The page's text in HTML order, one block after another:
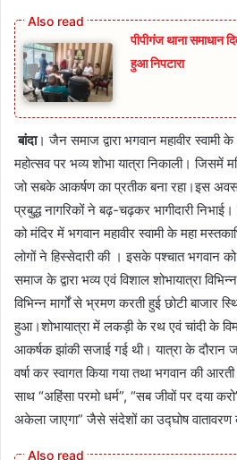
पीपीगंज थाना समाधान
हुआ निपटारा
बांदा। जैन समाज द्वारा भगवान महावीर
महोत्सव पर भव्य शोभा यात्रा निकाली। जिसमें
जो सबके आकर्षण का प्रतीक बना रहा।इस
प्रबुद्ध नागरिकों ने बढ़-चढ़कर भागीदारी
को मंदिर में भगवान महावीर स्वामी के महा
लोगों ने हिस्सेदारी की । इसके पश्चात भगवान
समाज के द्वारा भव्य एवं विशाल शोभायात्रा
विभिन्न मार्गों से भ्रमण करती हुई छोटी बाजार
हुआ।शोभायात्रा में लकड़ी के रथ एवं चांदी के
आकर्षक झांकी सजाई गई थी। यात्रा के दौरान
वर्षा कर स्वागत किया गया तथा भगवान की
साथ “अहिंसा परमो धर्म”, “सब जीवों पर दया
अकेला जाएगा” जैसे संदेशों का उद्घोष वातावरण